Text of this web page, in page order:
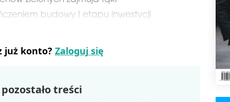
budowy I etapu inwestycji
już konto? Zaloguj się
pozostało treści
schedule
schedule